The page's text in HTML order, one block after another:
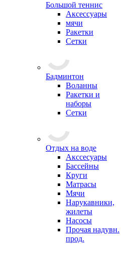
Большой теннис
Аксессуары
мячи
Ракетки
Сетки
Бадминтон
Воланны
Ракетки и
наборы
Сетки
Отдых на воде
Акссесуары
Бассейны
Круги
Матрасы
Мячи
Нарукавники,
жилеты
Насосы
Прочая надувн.
прод.